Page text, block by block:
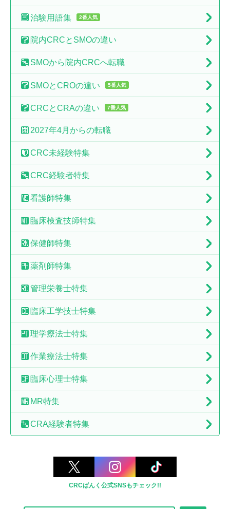
治験用語集 2番人気
院内CRCと SMOの違い
SMOから 院内CRCへ転職
SMOとCROの違い 5番人気
CRCとCRAの違い 7番人気
2027年4月からの転職
CRC未経験特集
CRC経験者特集
看護師特集
臨床検査技師特集
保健師特集
薬剤師特集
管理栄養士特集
臨床工学技士特集
理学療法士特集
作業療法士特集
臨床心理士特集
MR特集
CRA経験者特集
CRCばんく公式SNSもチェック!!